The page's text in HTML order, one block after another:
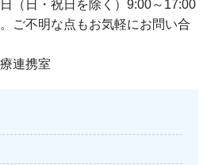
（日・祝日を除く）9:00～17:00
ご不明な点もお気軽にお問い合
連携室